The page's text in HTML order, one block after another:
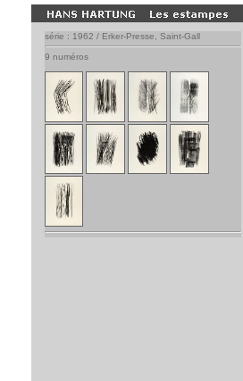
série : 1962 / Erker-Presse, Saint-Gall
9 numéros